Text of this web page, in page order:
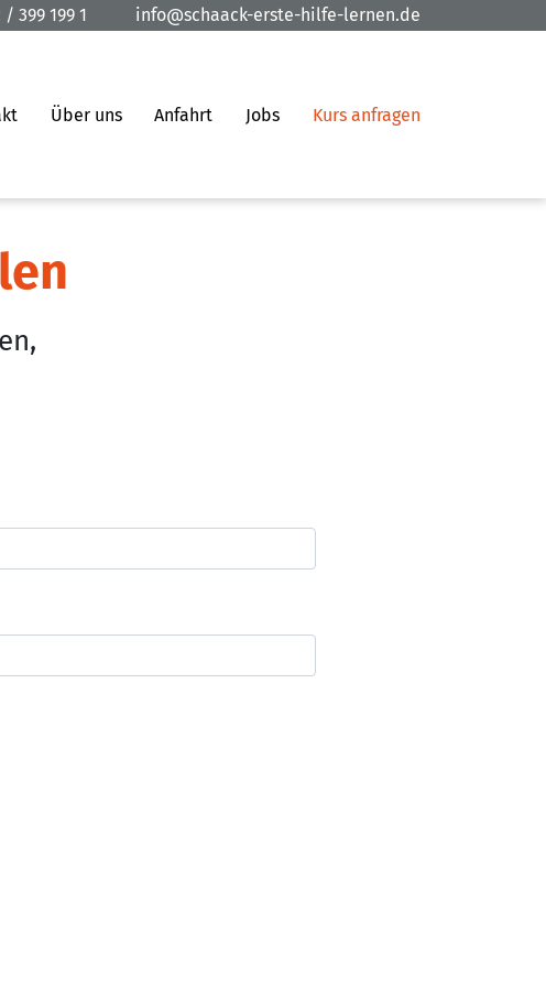
/ 399 199 1 info@schaack-erste-hilfe-lernen.de
Über uns Anfahrt Jobs Kurs anfragen